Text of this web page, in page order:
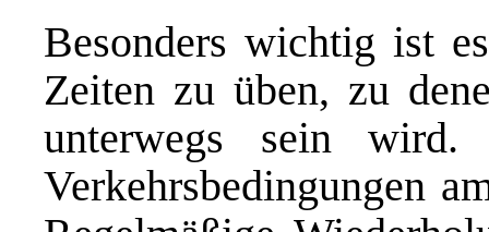
Besonders wichtig ist
Zeiten zu üben, zu
unterwegs sein
Verkehrsbedingungen